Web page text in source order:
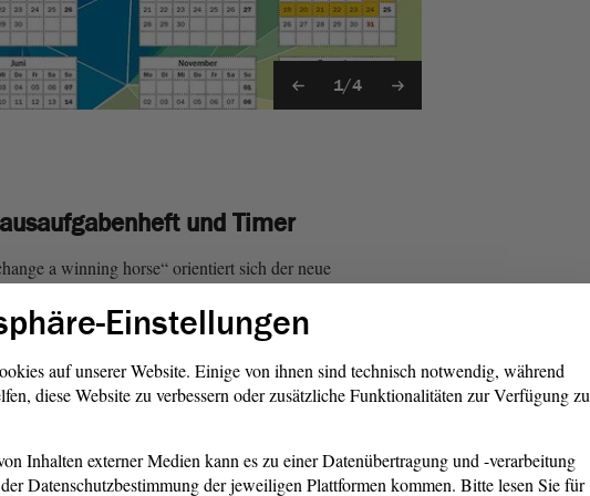
1/4
und Timer
a winning horse“ orientiert sich der neue
und Inhalt stark am alten und stellt eine Kombination
Timer dar. Selbstverständlich finden sich auch
für Stundenpläne, Zensurenspiegel, ein Kontakt-
heimlichen Stars des Schülerkalenders – die kleinen
Kurz, informativ und dennoch unterhaltsam
Schülern großer Beliebtheit. In der neuen Ausgabe
Einstellungen
auf unserer Website. Einige von ihnen sind technisch notwendig, während
diese Website zu verbessern oder zusätzliche Funktionalitäten zur Verfügung zu
Inhalten externer Medien kann es zu einer Datenübertragung und -verarbeitung
Datenschutzbestimmung der jeweiligen Plattformen kommen. Bitte lesen Sie für